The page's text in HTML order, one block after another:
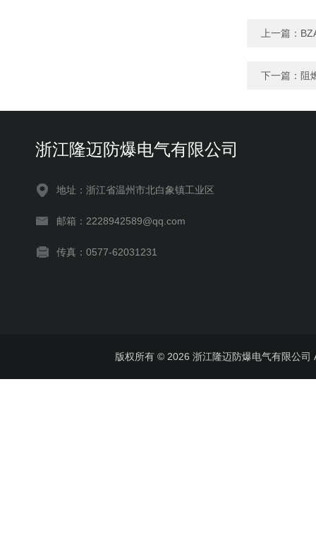
上一篇：
下一篇： 阻
浙江隆迈防爆电气有限公司
地址：浙江省温州市北白象镇工业区
邮箱：2228942589@qq.com
传真：0577-62031231
版权所有 © 2026 浙江隆迈防爆电气有限